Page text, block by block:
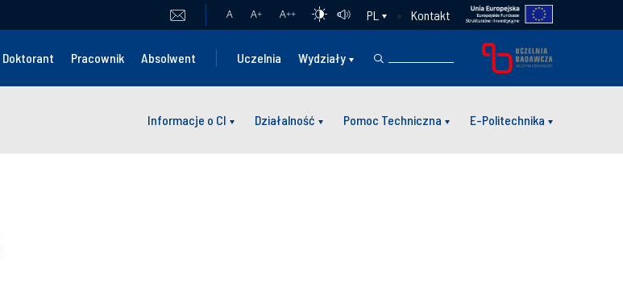
A A+ A++ PL Kontakt
Doktorant Pracownik Absolwent Uczelnia Wydziały
Informacje o CI Działalność Pomoc Techniczna E-Politechnika